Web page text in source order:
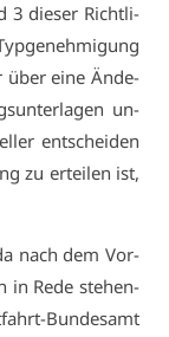
3 die­ser Richt­li­
über ei­ne Än­de­
un­
ent­schei­den
zu er­tei­len ist,
nach dem Vor­
in Re­de ste­hen­
Bun­des­amt